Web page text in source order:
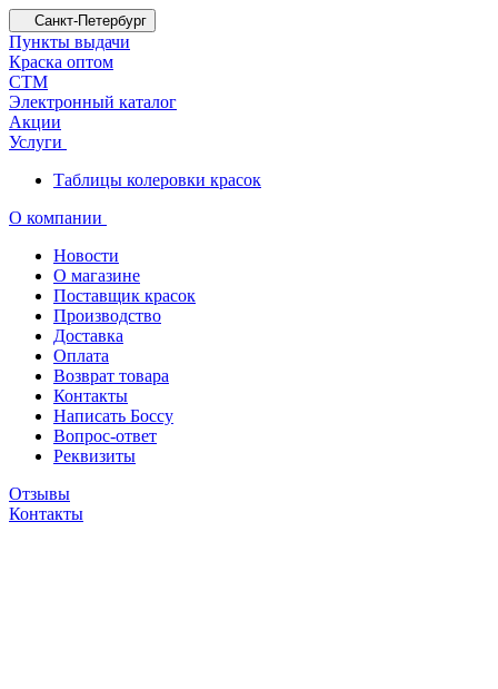
Санкт-Петербург
Пункты выдачи
Краска оптом
СТМ
Электронный каталог
Акции
Услуги
Таблицы колеровки красок
О компании
Новости
О магазине
Поставщик красок
Производство
Доставка
Оплата
Возврат товара
Контакты
Написать Боссу
Вопрос-ответ
Реквизиты
Отзывы
Контакты